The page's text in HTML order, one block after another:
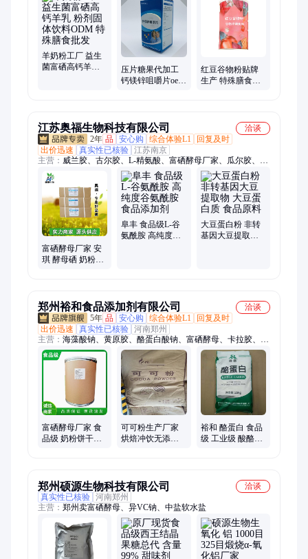
工、固体饮料oem贴牌代加工、粉剂代加工、特殊膳食代加工、
特殊膳食oem代工、运动营养品oem、硬胶囊代加工、胶囊贴
牌、辅酶Q10贴牌代工、维生素片代加工、蛋白粉代加工、胶原
蛋白粉代加工、奶茶代加工、益生菌粉贴牌代加工
羊奶粉工厂 益生
菌富硒高钙羊乳
压片糖果代加工
钙镁锌咀嚼片oem
红豆谷物粉贴牌
生产 特殊膳食食
江苏奥福生物科技有限公司
洽谈
2年 品 安心购 综合体验L1
回复及时
出价迅速
真实性已核验 江苏南京
主营： 威兰胶、古尔胶、L-精氨酸、富硒酵母厂家、瓜尔胶、L-
抗坏血酸、瓜尔豆胶、甘氨酸、半胱氨酸、维生素C/vc、核黄素
(维生素B2)、胍基乙酸、牛磺酸、L-蛋氨酸、L-半胱氨酸、L-半
胱氨酸盐酸盐、工业级VC、L-谷氨酰胺、L-苯丙氨酸、DL-蛋氨
酸、L-丙氨酸、酪蛋白酸钠、酪蛋白/干酪素、海藻酸钠/海藻酸
钠、硒代蛋氨酸、烟酸/烟酰胺
富硒酵母厂家 安
琪 酵母硒 奶粉饼
阜丰 食品级L-谷
氨酰胺 高纯度谷
大豆蛋白粉 非转
基因大豆提取物
郑州裕和食品添加剂有限公司
洽谈
5年 品 安心购 综合体验L1
回复及时
出价迅速
真实性已核验 河南郑州
主营： 海藻酸钠、黄原胶、酪蛋白酸钠、富硒酵母、卡拉胶、胍
基乙酸、瓜尔胶/瓜尔豆胶、核苷酸、L-精氨酸、亚硫酸氢钠、苹
果酸、柠檬酸、乳酸链球菌素、明胶、木糖、低聚果糖、苏氨
酸、色氨酸、牛磺酸、山梨酸钾、L-半胱氨酸盐酸盐、β-胡萝卜
富硒酵母厂家 食
品级 奶粉饼干方
可可粉生产厂家
烘焙冲饮无添加
裕和 酪蛋白 食品
级 工业级 酸酪蛋
郑州硕源生物科技有限公司
洽谈
真实性已核验 河南郑州
主营： 郑州卖富硒酵母、异VC钠、中盐软水盐